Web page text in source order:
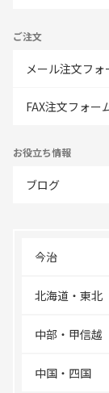
ご注文
メール注文フォ
FAX注文フォー
お役立ち情報
ブログ
今治
北海道・東北
中部・甲信越
中国・四国